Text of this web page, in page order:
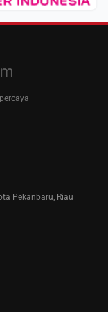
Pekanbaru, Riau